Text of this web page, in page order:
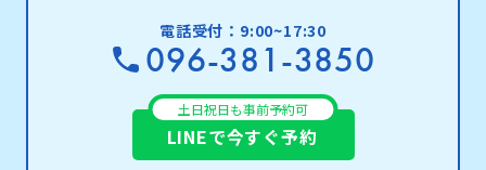
電話受付：9:00~17:30
096-381-3850
LINEで今すぐ予約
土日祝日も事前予約可